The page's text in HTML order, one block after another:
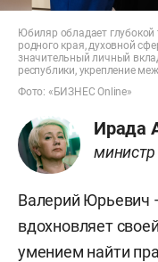
Юбиляр обладает глубокой
родного края, духовной
значительный личный
республики, укрепление
Фото: «БИЗНЕС Online»
Ирада
Валерий Юрьевич
вдохновляет
умением найти